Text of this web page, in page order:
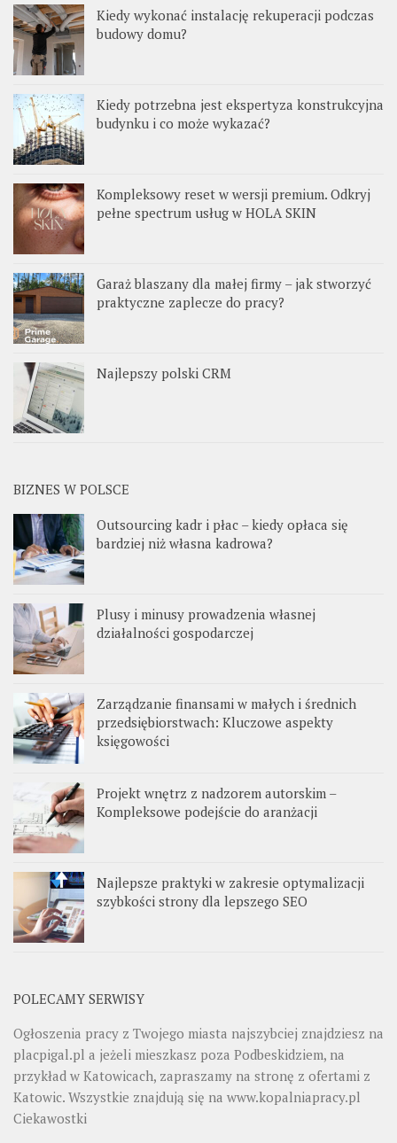
Kiedy wykonać instalację rekuperacji podczas
budowy domu?
Kiedy potrzebna jest ekspertyza konstrukcyjna
budynku i co może wykazać?
Kompleksowy reset w wersji premium. Odkryj
pełne spectrum usług w HOLA SKIN
Garaż blaszany dla małej firmy – jak stworzyć
praktyczne zaplecze do pracy?
Najlepszy polski CRM
BIZNES W POLSCE
Outsourcing kadr i płac – kiedy opłaca się
bardziej niż własna kadrowa?
Plusy i minusy prowadzenia własnej
działalności gospodarczej
Zarządzanie finansami w małych i średnich
przedsiębiorstwach: Kluczowe aspekty
księgowości
Projekt wnętrz z nadzorem autorskim –
Kompleksowe podejście do aranżacji
Najlepsze praktyki w zakresie optymalizacji
szybkości strony dla lepszego SEO
POLECAMY SERWISY
Ogłoszenia pracy z Twojego miasta najszybciej znajdziesz na
placpigal.pl a jeżeli mieszkasz poza Podbeskidziem, na
przykład w Katowicach, zapraszamy na stronę z ofertami z
Katowic. Wszystkie znajdują się na www.kopalniapracy.pl
Ciekawostki